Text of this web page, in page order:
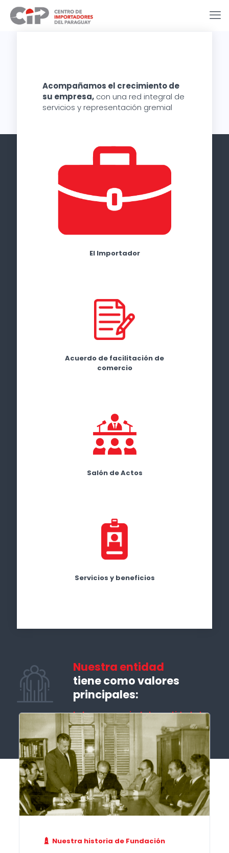
Acompañamos el crecimiento de
su empresa, con una red integral de
servicios y representación gremial
El Importador
Acuerdo de facilitación de
comercio
Salón de Actos
Servicios y beneficios
Nuestra entidad
tiene como valores
principales:
la transparencia, la honestidad y la
lucha
contra la ilegalidad.
Nuestra historia de Fundación